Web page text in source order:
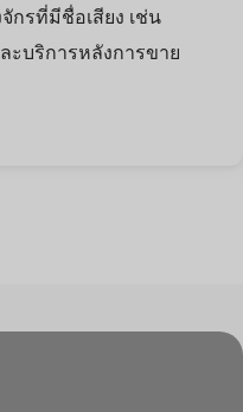
กรที่มีชื่อเสียง เช่น
ะบริการหลังการขาย